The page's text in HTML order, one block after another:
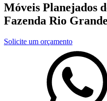
Móveis Planejados
Fazenda Rio Grande
Solicite um orçamento